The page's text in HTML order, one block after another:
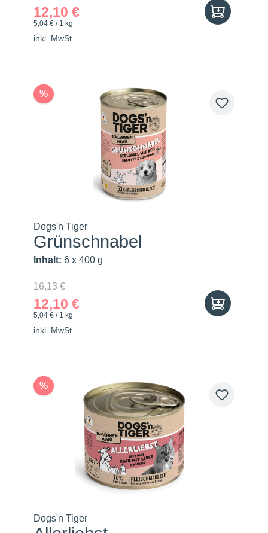
12,10 €
5,04 € / 1 kg
inkl. MwSt.
%
Dogs'n Tiger
Grünschnabel
Inhalt: 6 x 400 g
16,13 €
12,10 €
5,04 € / 1 kg
inkl. MwSt.
%
Dogs'n Tiger